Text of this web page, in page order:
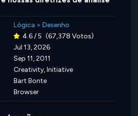
Lógica > Desenho
4.6 / 5 (67,378 Votos)
Jul 13, 2026
Sep 11, 2011
Creativity,Initiative
Bart Bonte
Browser